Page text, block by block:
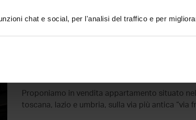
chat e social, per l'analisi del traffico e per
Proponiamo in vendita appartamento situato
toscana, lazio e umbria, sulla via più antica “via